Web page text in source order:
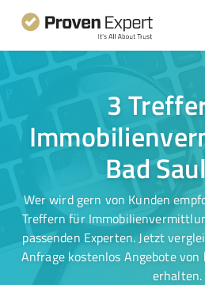
3
Bad
Wer wird gern von Kunden
Treffern für
passenden Experten. Jetzt
Anfrage kostenlos Angebote
erhalten.